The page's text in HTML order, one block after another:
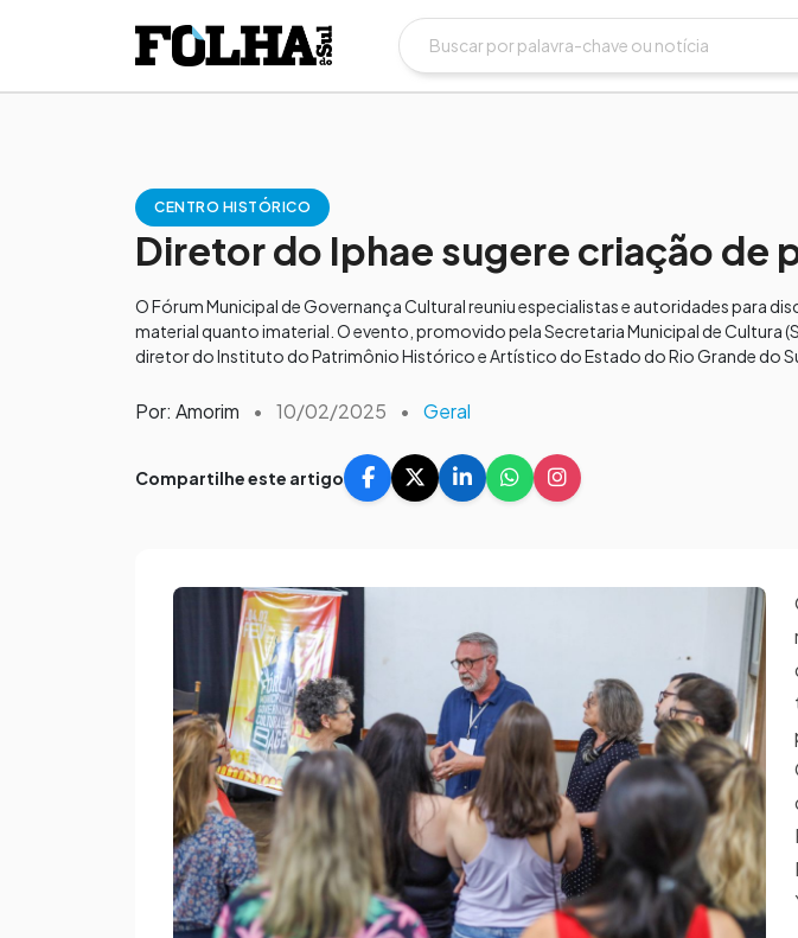
CENTRO HISTÓRICO
Diretor do Iphae sugere criação de
O Fórum Municipal de Governança Cultural reuniu especialistas e autoridades para
material quanto imaterial. O evento, promovido pela Secretaria Municipal de Cultura
diretor do Instituto do Patrimônio Histórico e Artístico do Estado do Rio Grande do
Por: Amorim • 10/02/2025 • Geral
Compartilhe este artigo